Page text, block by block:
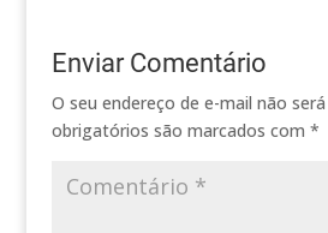
Enviar Comentário
O seu endereço de e-mail não
obrigatórios são marcados com *